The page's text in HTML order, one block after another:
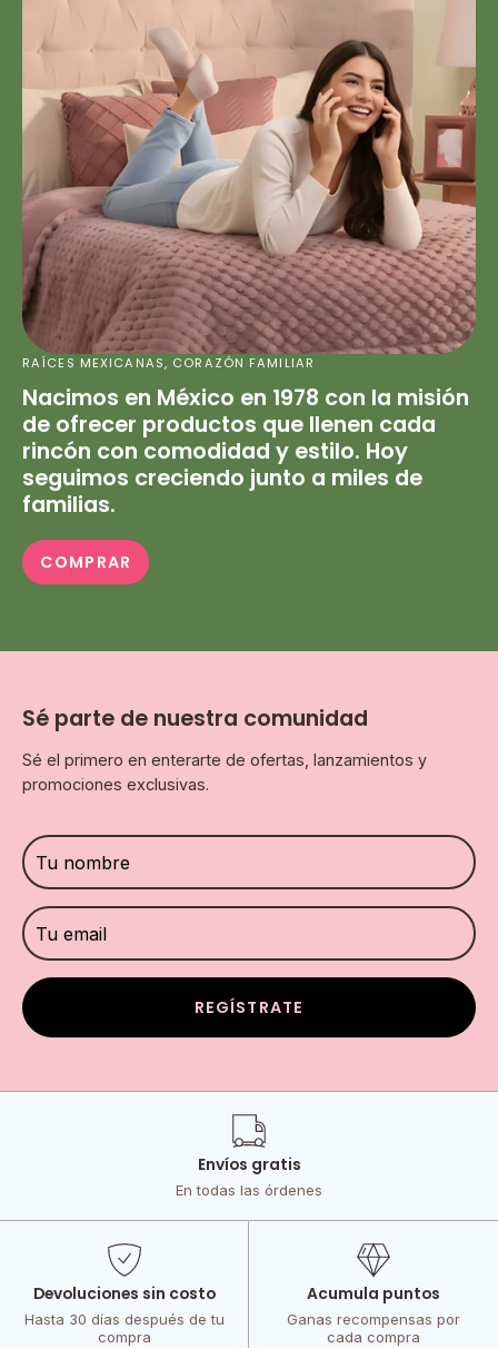
RAÍCES MEXICANAS, CORAZÓN FAMILIAR
Nacimos en México en 1978 con la misión
de ofrecer productos que llenen cada
rincón con comodidad y estilo. Hoy
seguimos creciendo junto a miles de
familias.
COMPRAR
Sé parte de nuestra comunidad
Sé el primero en enterarte de ofertas, lanzamientos y
promociones exclusivas.
REGÍSTRATE
Envíos gratis
En todas las órdenes
Devoluciones sin costo
Hasta 30 días después de tu
compra
Acumula puntos
Ganas recompensas por
cada compra